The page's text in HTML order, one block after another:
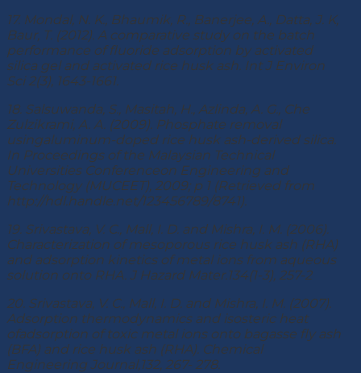
17. Mondal, N. K., Bhaumik, R., Banerjee, A., Datta, J. K,
Baur, T. (2012). A comparative study on the batch
performance of fluoride adsorption by activated
silica gel and activated rice husk ash. Int J Environ
Sci 2(3), 1643-1661.
18. Salsuwanda, S., Masitah, H., Azlinda, A. G., Che
Zulzikrami, A. A. (2009). Phosphate removal
usingaluminum-doped rice husk ash-derived silica.
In Proceedings of the Malaysian Technical
Universities Conferenceon Engineering and
Technology (MUCEET), 2009; p 1 (Retrieved from
http://hdl.handle.net/123456789/8741).
19. Srivastava, V. C., Mall, I. D. and Mishra, I. M. (2006).
Characterization of mesoporous rice husk ash (RHA)
and adsorption kinetics of metal ions from aqueous
solution onto RHA. J Hazard Mater.134(1-3), 257-2
20. Srivastava, V. C., Mall, I. D. and Mishra, I. M. (2007).
Adsorption thermodynamics and isosteric heat
ofadsorption of toxic metal ions onto bagasse fly ash
(BFA) and rice husk ash (RHA). Chemical
Engineering Journal,132, 267- 278.